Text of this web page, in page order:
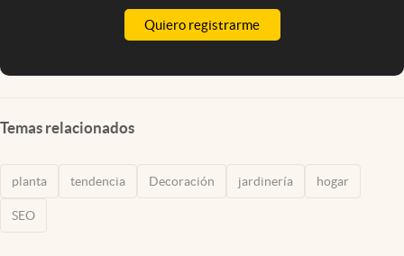
Quiero registrarme
Temas relacionados
planta tendencia Decoración jardinería hogar
SEO